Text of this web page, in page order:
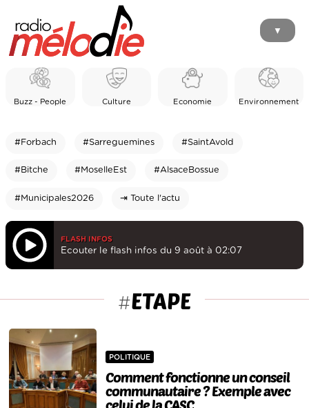
▼
Buzz - People Culture Economie Environnement
#Forbach #Sarreguemines #SaintAvold
#Bitche #MoselleEst #AlsaceBossue
#Municipales2026 ⇥ Toute l'actu
FLASH INFOS
Ecouter le flash infos du 9 août à 02:07
#ETAPE
POLITIQUE
Comment fonctionne un conseil
communautaire ? Exemple avec
celui de la CASC